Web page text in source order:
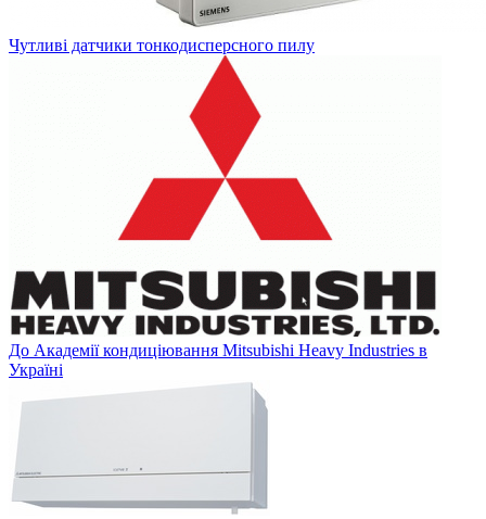
Чутливі датчики тонкодисперсного пилу
До Академії кондиціювання Mitsubishi Heavy Industries в
Україні